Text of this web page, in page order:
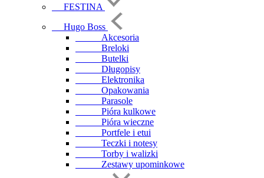
FESTINA
Hugo Boss
Akcesoria
Breloki
Butelki
Długopisy
Elektronika
Opakowania
Parasole
Pióra kulkowe
Pióra wieczne
Portfele i etui
Teczki i notesy
Torby i walizki
Zestawy upominkowe